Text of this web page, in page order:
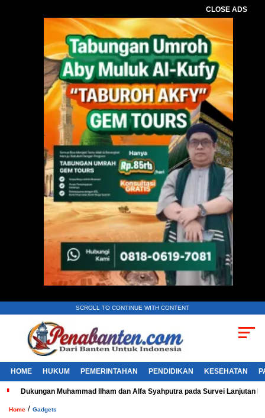
CLOSE ADS
SCROLL TO CONTINUE WITH CONTENT
HOME HUKUM PEMERINTAHAN PENDIDIKAN KESEHATAN
Dukungan Muhammad Ilham dan Alfa Syahputra pada Survei Lanjutan
Home / Gadgets